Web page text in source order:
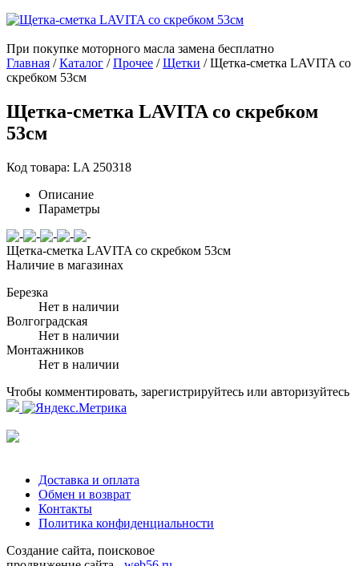
При покупке моторного масла замена бесплатно
Главная /Каталог /Прочее /Щетки /Щетка-сметка LAVITA со
скребком 53см
Щетка-сметка LAVITA со скребком
53см
Код товара: LA 250318
Описание
Параметры
Щетка-сметка LAVITA со скребком 53см
Наличие в магазинах
Березка
Нет в наличии
Волгоградская
Нет в наличии
Монтажников
Нет в наличии
Чтобы комментировать, зарегистрируйтесь или авторизуйтесь
Доставка и оплата
Обмен и возврат
Контакты
Политика конфиденциальности
Создание сайта, поисковое